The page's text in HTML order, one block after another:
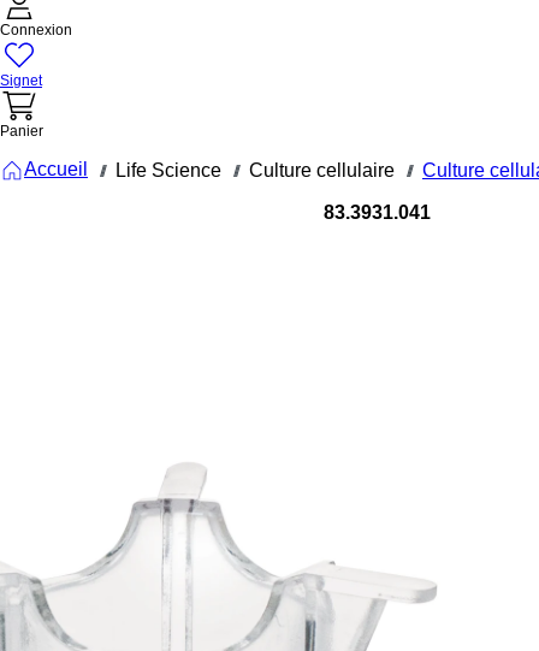
Connexion
Signet
Panier
Accueil /// Life Science /// Culture cellulaire /// Culture
83.3931.041
pores : 0,4
µm